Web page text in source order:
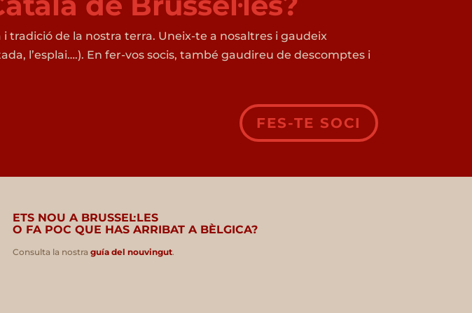
tradició de la nostra terra. Uneix-te a nosaltres i gaudeix
l’esplai….). En fer-vos socis, també gaudireu de descomptes i
FES-TE SOCI
ETS NOU A BRUSSEL·LES
O FA POC QUE HAS ARRIBAT A BÈLGICA?
Consulta la nostra guía del nouvingut.